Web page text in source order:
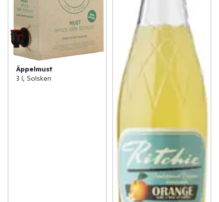
Äppelmust
3 l, Solsken